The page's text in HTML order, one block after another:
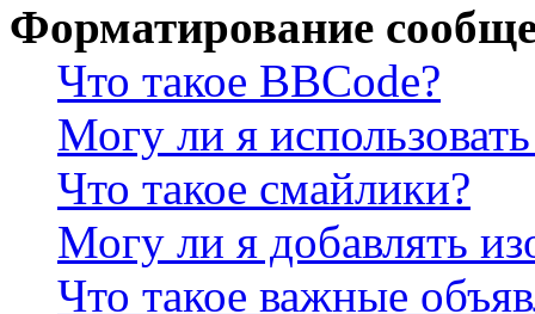
Форматирование
Что такое BBCode?
Могу ли я
Что такое смайлики?
Могу ли я добавлять
Что такое важные